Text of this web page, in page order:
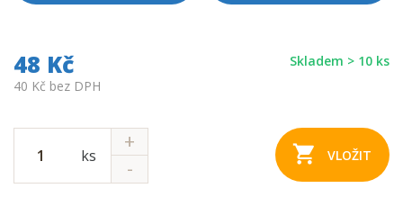
48 Kč
40 Kč bez DPH
Skladem > 10 ks
ks VLOŽIT